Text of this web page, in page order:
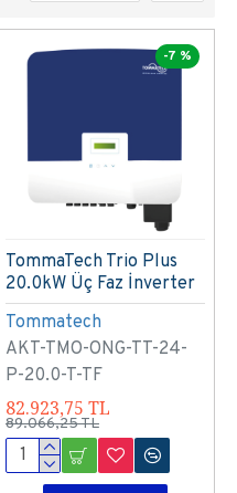
-7 %
Tommatech
AKT-TMO-ONG-TT-24-
P-20.0-T-TF
TommaTech Trio Plus
20.0kW Üç Faz İnverter
82.923,75 TL
89.066,25 TL